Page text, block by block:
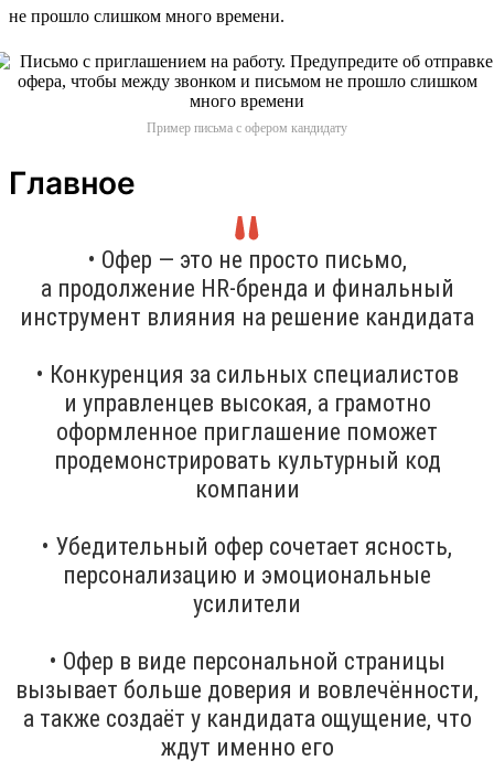
не прошло слишком много времени.
Пример письма с офером кандидату
Главное
• Офер — это не просто письмо,
а продолжение HR-бренда и финальный
инструмент влияния на решение кандидата
• Конкуренция за сильных специалистов
и управленцев высокая, а грамотно
оформленное приглашение поможет
продемонстрировать культурный код
компании
• Убедительный офер сочетает ясность,
персонализацию и эмоциональные
усилители
• Офер в виде персональной страницы
вызывает больше доверия и вовлечённости,
а также создаёт у кандидата ощущение, что
ждут именно его